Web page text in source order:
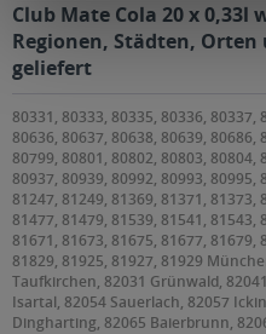
Club Mate Cola 20 x 0,33l
Regionen, Städten,
geliefert
80331, 80333, 80335, 80336, 80337,
80636, 80637, 80638, 80639, 80686,
80799, 80801, 80802, 80803, 80804,
80937, 80939, 80992, 80993, 80995,
81247, 81249, 81369, 81371, 81373,
81477, 81479, 81539, 81541, 81543,
81671, 81673, 81675, 81677, 81679,
81829, 81925, 81927, 81929
Taufkirchen, 82031 Grünwald,
Isartal, 82054 Sauerlach, 82057
Dingharting, 82065 Baierbrunn,